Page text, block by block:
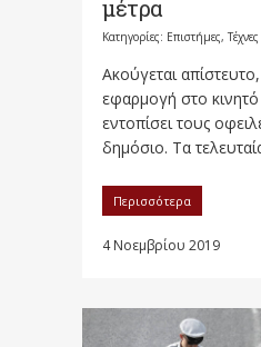
μέτρα
Κατηγορίες: Επιστήμες,
Ακούγεται
εφαρμογή στο
εντοπίσει τους
δημόσιο. Τα
Περισσότερα
4 Νοεμβρίου 2019